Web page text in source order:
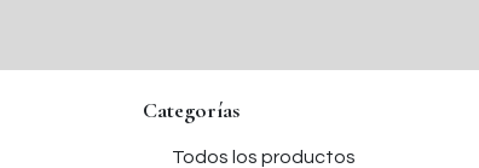
Categorías
Todos los productos